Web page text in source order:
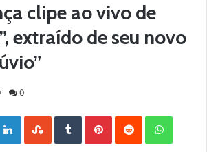
clipe ao vivo de
extraído de seu novo
0
LinkedIn StumbleUpon Tumblr Pinterest Reddit